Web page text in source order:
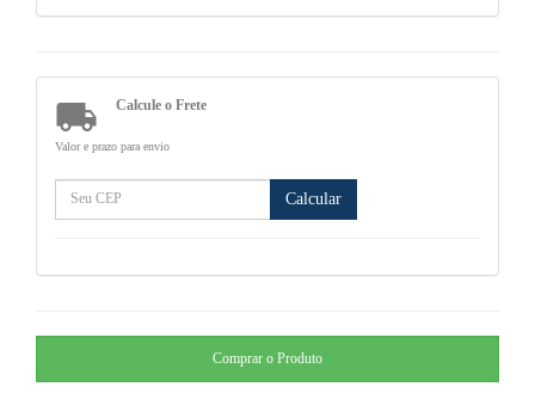
 Calcule o Frete
Valor e prazo para envio
Calcular